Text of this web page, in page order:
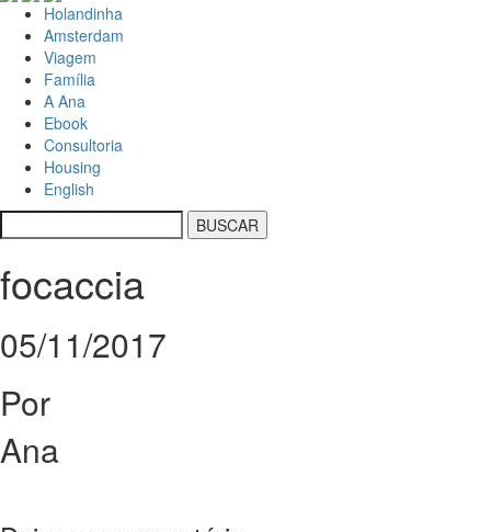
Holandinha
Amsterdam
Viagem
Família
A Ana
Ebook
Consultoria
Housing
English
focaccia
05/11/2017
Por
Ana